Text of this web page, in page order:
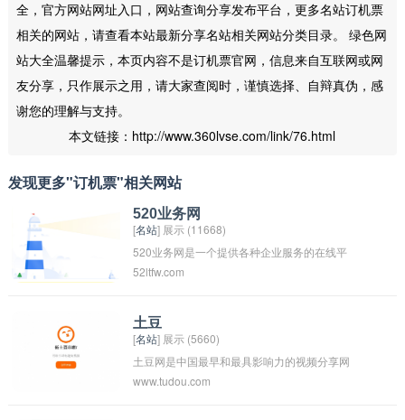
全，官方网站网址入口，网站查询分享发布平台，更多名站订机票
相关的网站，请查看本站最新分享名站相关网站分类目录。 绿色网
站大全温馨提示，本页内容不是订机票官网，信息来自互联网或网
友分享，只作展示之用，请大家查阅时，谨慎选择、自辩真伪，感
谢您的理解与支持。
本文链接：http://www.360lvse.com/link/76.html
发现更多"订机票"相关网站
520业务网
[名站] 展示 (11668)
520业务网是一个提供各种企业服务的在线平
台，包括商业咨询、广告营销、人力资源、财务
营相关的服务，并选择最适合自己企业需求的服
务供应商进行合作。520业务网致力于帮助企业
提升效率、降低成本、扩大市场，帮助企业实现
更好的发展和增长。
52ltfw.com
土豆
[名站] 展示 (5660)
土豆网是中国最早和最具影响力的视频分享网
站，是中国网络视频行业的领军品牌，也是全球
www.tudou.com